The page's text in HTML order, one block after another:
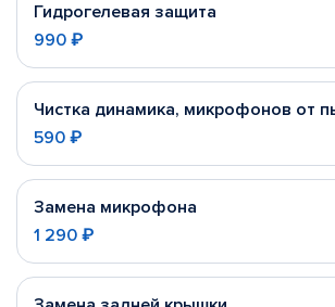
Гидрогелевая защита
990 ₽
Чистка динамика, микрофонов от
590 ₽
Замена микрофона
1 290 ₽